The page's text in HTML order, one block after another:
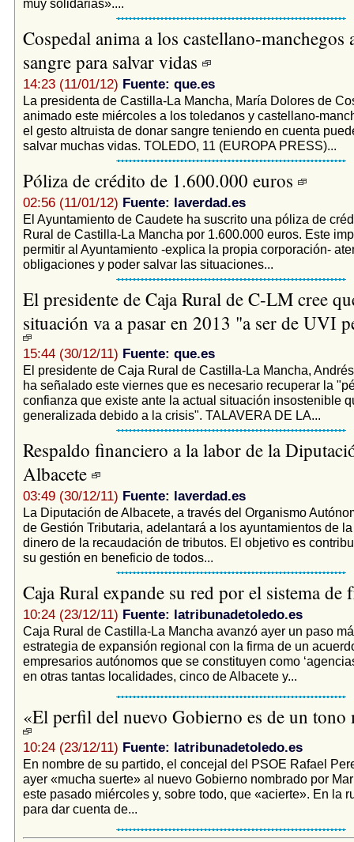
muy solidarias»....
Cospedal anima a los castellano-manchegos
sangre para salvar vidas
14:23 (11/01/12) Fuente: que.es
La presidenta de Castilla-La Mancha, María Dolores de
animado este miércoles a los toledanos y castellano-
el gesto altruista de donar sangre teniendo en cuenta
salvar muchas vidas. TOLEDO, 11 (EUROPA PRESS)...
Póliza de crédito de 1.600.000 euros
02:56 (11/01/12) Fuente: laverdad.es
El Ayuntamiento de Caudete ha suscrito una póliza de
Rural de Castilla-La Mancha por 1.600.000 euros. Este
permitir al Ayuntamiento -explica la propia corporación-
obligaciones y poder salvar las situaciones...
El presidente de Caja Rural de C-LM cree
situación va a pasar en 2013 "a ser de UVI
15:44 (30/12/11) Fuente: que.es
El presidente de Caja Rural de Castilla-La Mancha,
ha señalado este viernes que es necesario recuperar la
confianza que existe ante la actual situación insostenible
generalizada debido a la crisis". TALAVERA DE LA...
Respaldo financiero a la labor de la
Albacete
03:49 (30/12/11) Fuente: laverdad.es
La Diputación de Albacete, a través del Organismo
de Gestión Tributaria, adelantará a los ayuntamientos de
dinero de la recaudación de tributos. El objetivo es
su gestión en beneficio de todos...
Caja Rural expande su red por el sistema
10:24 (23/12/11) Fuente: latribunadetoledo.es
Caja Rural de Castilla-La Mancha avanzó ayer un paso
estrategia de expansión regional con la firma de un
empresarios autónomos que se constituyen como
en otras tantas localidades, cinco de Albacete y...
«El perfil del nuevo Gobierno es de un tono
10:24 (23/12/11) Fuente: latribunadetoledo.es
En nombre de su partido, el concejal del PSOE Rafael
ayer «mucha suerte» al nuevo Gobierno nombrado por
este pasado miércoles y, sobre todo, que «acierte». En la
para dar cuenta de...